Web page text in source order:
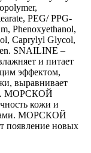
PEG/ PPG-
Phenoxyethanol,
Caprylyl Glycol,
SNAILINE –
и питает
эффектом,
выравнивает
МОРСКОЙ
кожи и
МОРСКОЙ
появление новых